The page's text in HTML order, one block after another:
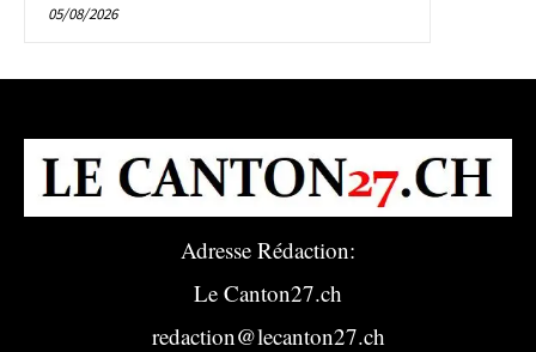
05/08/2026
Adresse Rédaction:
Le Canton27.ch
redaction@lecanton27.ch